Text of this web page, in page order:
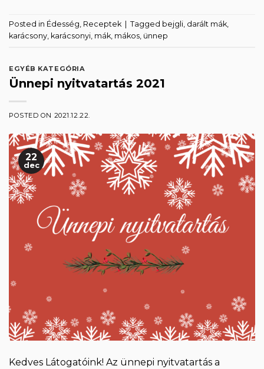
Posted in Édesség, Receptek Tagged bejgli, darált mák,
karácsony, karácsonyi, mák, mákos, ünnep
EGYÉB KATEGÓRIA
Ünnepi nyitvatartás 2021
POSTED ON 2021.12.22.
22
dec
Kedves Látogatóink! Az ünnepi nyitvatartás a